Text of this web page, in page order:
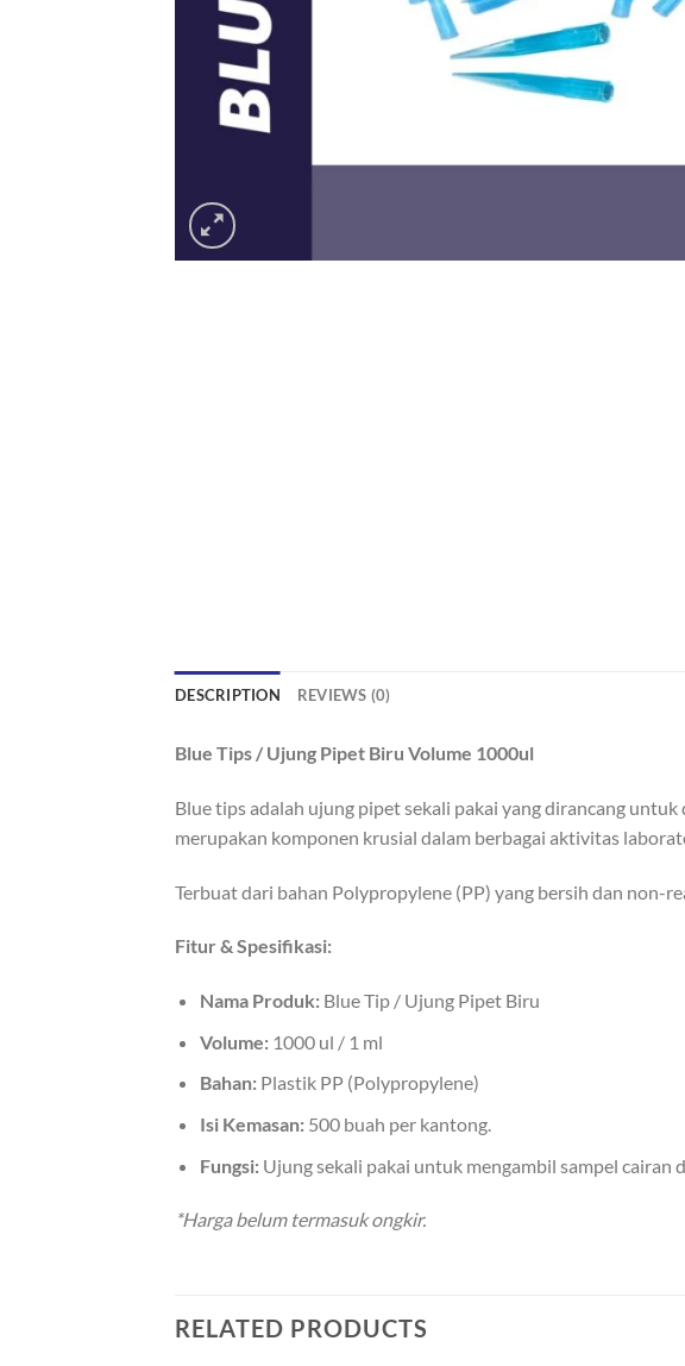
DESCRIPTION REVIEWS (0)
Blue Tips / Ujung Pipet Biru Volume 1000ul
Blue tips adalah ujung pipet sekali pakai yang dirancang
merupakan komponen krusial dalam berbagai aktivitas
Terbuat dari bahan Polypropylene (PP) yang bersih dan non-
Fitur & Spesifikasi:
Nama Produk:Blue Tip / Ujung Pipet Biru
Volume:1000 ul / 1 ml
Bahan:Plastik PP (Polypropylene)
Isi Kemasan:500 buah per kantong.
Fungsi:Ujung sekali pakai untuk mengambil sampel cairan
*Harga belum termasuk ongkir.
RELATED PRODUCTS